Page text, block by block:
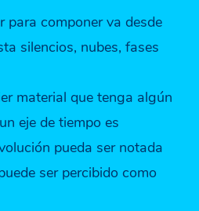
para componer va desde
silencios, nubes, fases
material que tenga algún
eje de tiempo es
pueda ser notada
ser percibido como